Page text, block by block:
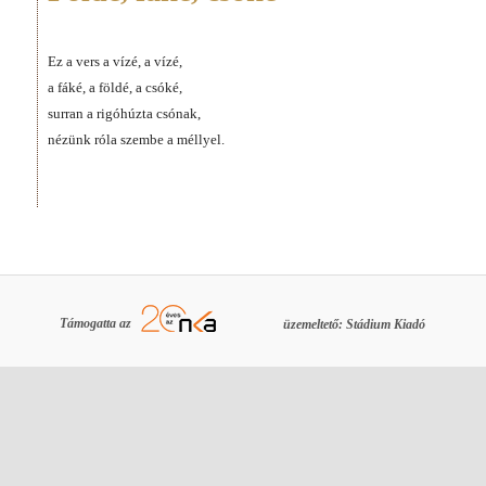
Ez a vers a vízé, a vízé,
a fáké, a földé, a csóké,
surran a rigóhúzta csónak,
nézünk róla szembe a méllyel.
Támogatta az üzemeltető: Stádium Kiadó